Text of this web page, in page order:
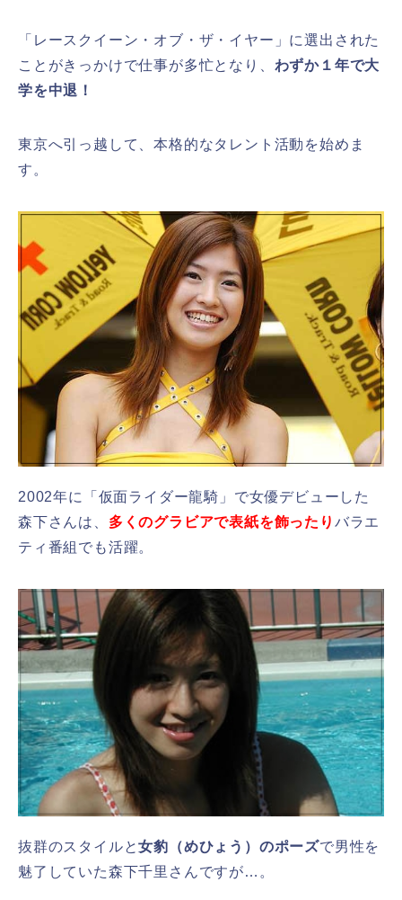
「レースクイーン・オブ・ザ・イヤー」に選出された
ことがきっかけで仕事が多忙となり、 わずか１年で大
学を中退！
東京へ引っ越して、本格的なタレント活動を始めま
す。
2002年に「仮面ライダー龍騎」で女優デビューした
森下さんは、 多くのグラビアで表紙を飾ったり バラエ
ティ番組でも活躍。
抜群のスタイルと女豹（めひょう）のポーズで男性を
魅了していた森下千里さんですが…。